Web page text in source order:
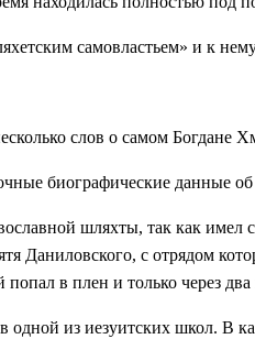
самовластьем» и к
слов о самом Богдане
биографические данные
шляхты, так как
Даниловского, с отрядом
в плен и только через
из иезуитских школ. В